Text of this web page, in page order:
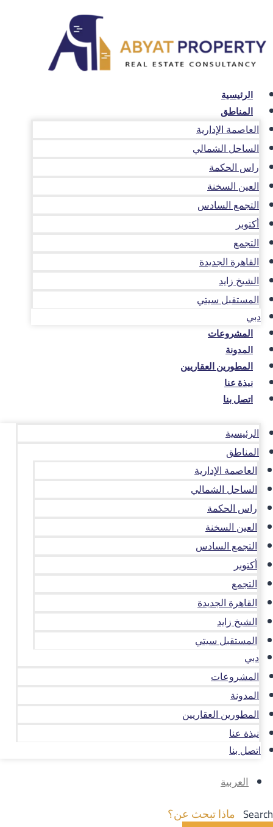
المحتوى
الرئيسية
المناطق
العاصمة الإدارية
الساحل الشمالي
راس الحكمة
العين السخنة
التجمع السادس
أكتوبر
التجمع
القاهرة الجديدة
الشيخ زايد
المستقبل سيتي
دبي
المشروعات
المدونة
المطورين العقاريين
نبذة عنا
اتصل بنا
الرئيسية
المناطق
العاصمة الإدارية
الساحل الشمالي
راس الحكمة
العين السخنة
التجمع السادس
أكتوبر
التجمع
القاهرة الجديدة
الشيخ زايد
المستقبل سيتي
دبي
المشروعات
المدونة
المطورين العقاريين
نبذة عنا
اتصل بنا
العربية
Search